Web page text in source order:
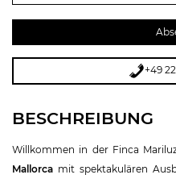
+49
BESCHREIBUNG
Willkommen in der Finca
Mallorca mit spektakulären